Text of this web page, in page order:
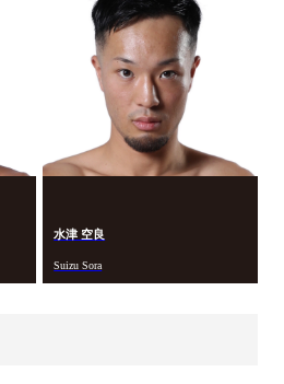
水津 空良
Suizu Sora